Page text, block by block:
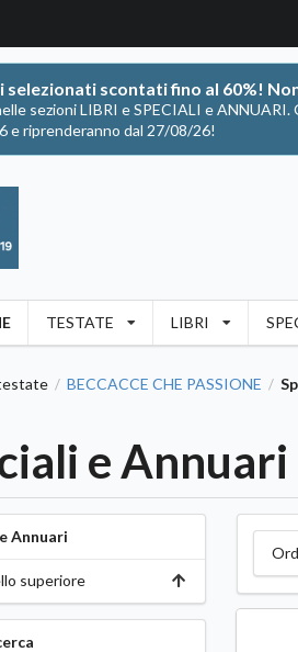
scontati fino al 60%!
sezioni LIBRI e SPECIALI e
e riprenderanno dal 27/08/26!
TESTATE LIBRI
/ BECCACCE CHE PASSIONE /
e Annuari
Annuari
superiore